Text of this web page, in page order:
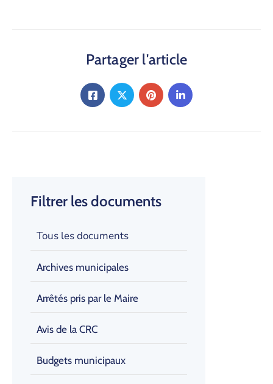
Filtrer les documents
Tous les documents
Archives municipales
Arrêtés pris par le Maire
Avis de la CRC
Budgets municipaux
Partager l'article